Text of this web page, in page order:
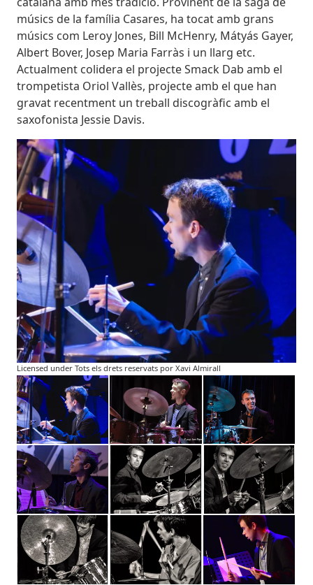
músics de la família Casares, ha tocat amb grans
músics com Leroy Jones, Bill McHenry, Mátyás Gayer,
Albert Bover, Josep Maria Farràs i un llarg etc.
Actualment colidera el projecte Smack Dab amb el
trompetista Oriol Vallès, projecte amb el que han
gravat recentment un treball discogràfic amb el
saxofonista Jessie Davis.
Imatges
Imagen
Licensed under Tots els drets reservats por Xavi Almirall